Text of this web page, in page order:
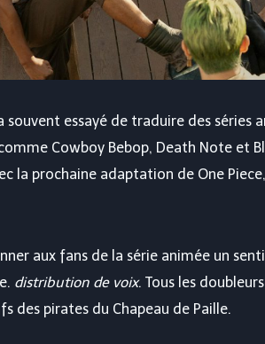
souvent essayé de traduire des séries
Cowboy Bebop, Death Note et
la prochaine adaptation de One
aux fans de la série animée un
distribution de voix. Tous les
des pirates du Chapeau de Paille.